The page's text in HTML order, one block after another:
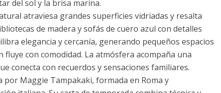
del sol y la brisa marina.
atraviesa grandes superficies vidriadas y resalta
de madera y sofás de cuero azul con detalles
elegancia y cercanía, generando pequeños espacios
fluye con comodidad. La atmósfera acompaña una
conecta con recuerdos y sensaciones familiares.
por Maggie Tampakaki, formada en Roma y